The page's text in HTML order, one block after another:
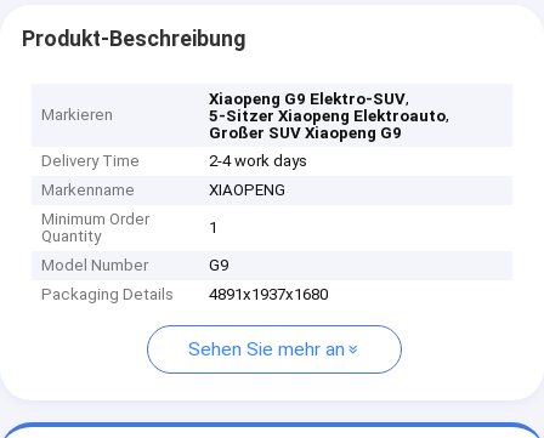
Produkt-Beschreibung
Markieren
Xiaopeng G9 Elektro-SUV,
5-Sitzer Xiaopeng Elektroauto,
Großer SUV Xiaopeng G9
Delivery Time
2-4 work days
Markenname
XIAOPENG
Minimum Order
Quantity
1
Model Number
G9
Packaging Details
4891x1937x1680
Sehen Sie mehr an